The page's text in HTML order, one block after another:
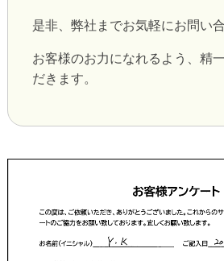
是非、弊社までお気軽にお問い
お客様のお力になれるよう、精
だきます。